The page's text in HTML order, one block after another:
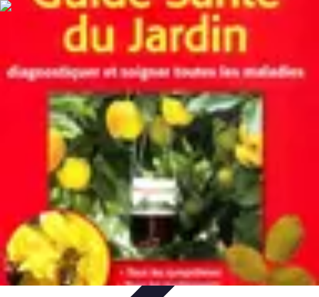
Plomberie Rapide
Outils et ÉquipementsDépannage et révisions
Dépannage plomberie
Plomberie Rapide